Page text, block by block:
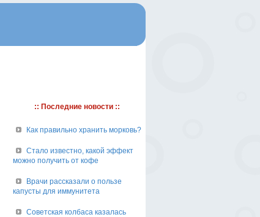
:: Последние новости ::
Как правильно хранить морковь?
Стало известно, какой эффект
можно получить от кофе
Врачи рассказали о пользе
капусты для иммунитета
Советская колбаса казалась